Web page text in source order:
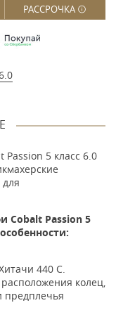
РАССРОЧКА
5 класс 6.0
Cobalt Passion 5
440 С.
колец,
предплечья